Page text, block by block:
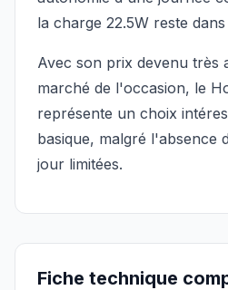
la charge 22.5W reste
Avec son prix devenu très
marché de l'occasion, le
représente un choix
basique, malgré l'absence
jour limitées.
Fiche technique